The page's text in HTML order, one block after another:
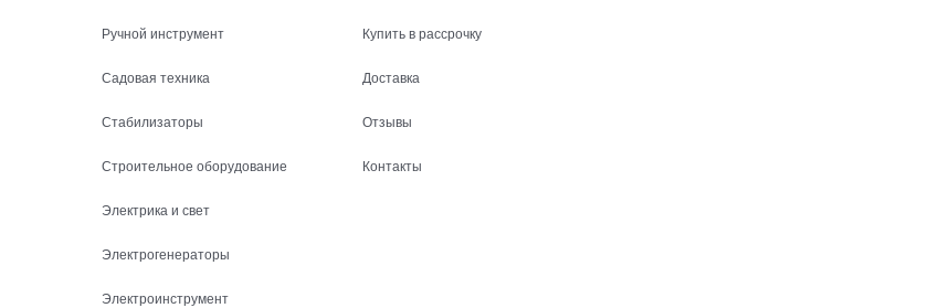
Ручной инструмент
Садовая техника
Стабилизаторы
Строительное оборудование
Электрика и свет
Электрогенераторы
Электроинструмент
Купить в рассрочку
Доставка
Отзывы
Контакты